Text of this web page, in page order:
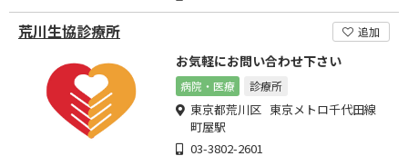
荒川生協診療所 追加
お気軽にお問い合わせ下さい
病院・医療 診療所
東京都荒川区 東京メトロ千代田線
町屋駅
03-3802-2601